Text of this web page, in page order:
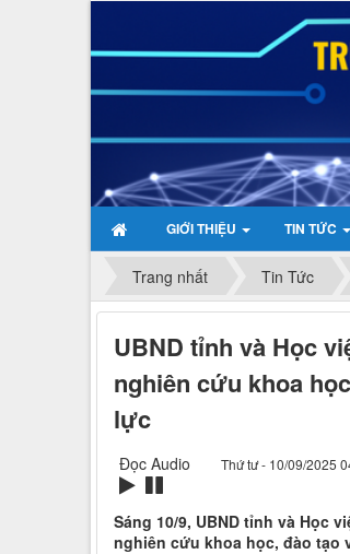
GIỚI THIỆU TIN TỨC
Trang nhất Tin Tức
UBND tỉnh và Học
nghiên cứu khoa
lực
Thứ tư - 10/09/2025
Đọc Audio
Sáng 10/9, UBND tỉnh và Học
nghiên cứu khoa học, đào tạo